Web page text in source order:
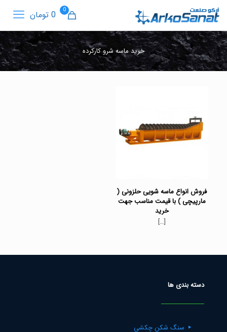
0 0 تومان
خرید ماسه شرو کارکرده
فروش انواع ماسه شویی حلزونی (
مارپیچی ) با قیمت مناسب جهت
خرید
[…]
دسته بندی ها
سنگ شکن چکشی